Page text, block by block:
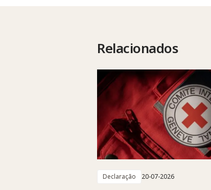
Relacionados
Declaração 20-07-2026